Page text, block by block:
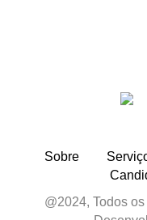
Sobre
@2024, Todos